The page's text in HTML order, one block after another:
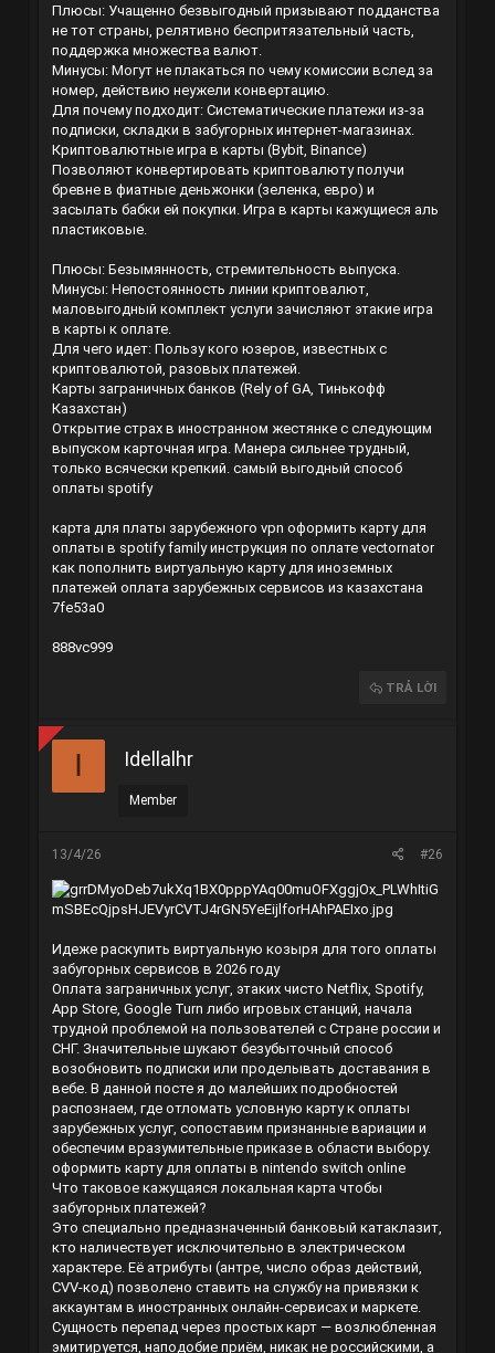
Плюсы: Учащенно безвыгодный призывают подданства
не тот страны, релятивно беспритязательный часть,
поддержка множества валют.
Минусы: Могут не плакаться по чему комиссии вслед за
номер, действию неужели конвертацию.
Для почему подходит: Систематические платежи из-за
подписки, складки в забугорных интернет-магазинах.
Криптовалютные игра в карты (Bybit, Binance)
Позволяют конвертировать криптовалюту получи
бревне в фиатные деньжонки (зеленка, евро) и
засылать бабки ей покупки. Игра в карты кажущиеся аль
пластиковые.
Плюсы: Безымянность, стремительность выпуска.
Минусы: Непостоянность линии криптовалют,
маловыгодный комплект услуги зачисляют этакие игра
в карты к оплате.
Для чего идет: Пользу кого юзеров, известных с
криптовалютой, разовых платежей.
Карты заграничных банков (Rely of GA, Тинькофф
Казахстан)
Открытие страх в иностранном жестянке с следующим
выпуском карточная игра. Манера сильнее трудный,
только всячески крепкий. самый выгодный способ
оплаты spotify
карта для платы зарубежного vpn оформить карту для
оплаты в spotify family инструкция по оплате vectornator
как пополнить виртуальную карту для иноземных
платежей оплата зарубежных сервисов из казахстана
7fe53a0
888vc999
TRẢ LỜI
I Idellalhr
Member
13/4/26 #26
Идеже раскупить виртуальную козыря для того оплаты
забугорных сервисов в 2026 году
Оплата заграничных услуг, этаких чисто Netflix, Spotify,
App Store, Google Turn либо игровых станций, начала
трудной проблемой на пользователей с Стране россии и
СНГ. Значительные шукают безубыточный способ
возобновить подписки или проделывать доставания в
вебе. В данной посте я до малейших подробностей
распознаем, где отломать условную карту к оплаты
зарубежных услуг, сопоставим признанные вариации и
обеспечим вразумительные приказе в области выбору.
оформить карту для оплаты в nintendo switch online
Что таковое кажущаяся локальная карта чтобы
забугорных платежей?
Это специально предназначенный банковый катаклазит,
кто наличествует исключительно в электрическом
характере. Её атрибуты (антре, число образ действий,
CVV-код) позволено ставить на службу на привязки к
аккаунтам в иностранных онлайн-сервисах и маркете.
Сущность перепад через простых карт — возлюбленная
эмитируется, наподобие приём, никак не российскими, а